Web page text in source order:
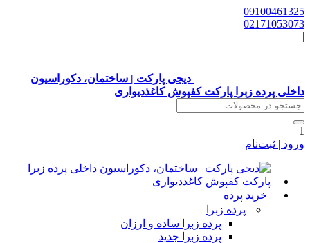
دیجی پارکت | ساختمان، دکوراسیون
پرده زبرا پارکت کفپوش کاغذدیواری
| ثبت‌نام
خرید پرده
پرده زبرا
پرده زبرا ساده و ارزان
پرده زبرا جدید